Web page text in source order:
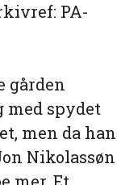
PA-
gården
med spydet
men da han
Nikolassøn